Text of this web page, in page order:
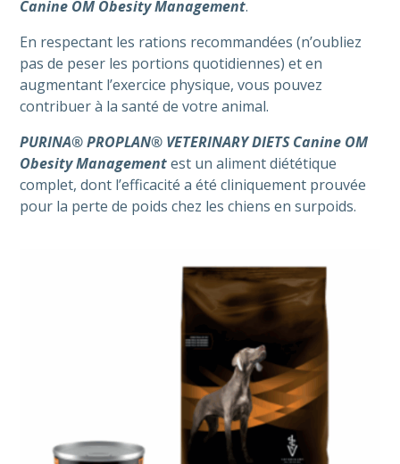
Canine OM Obesity Management.
En respectant les rations recommandées (n’oubliez
pas de peser les portions quotidiennes) et en
augmentant l’exercice physique, vous pouvez
contribuer à la santé de votre animal.
PURINA® PROPLAN® VETERINARY DIETS Canine OM
Obesity Managementest un aliment diététique
complet, dont l’efficacité a été cliniquement prouvée
pour la perte de poids chez les chiens en surpoids.